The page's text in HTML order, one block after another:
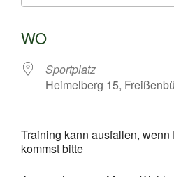
WO
Sportplatz
Heimelberg 15,
Training kann ausfallen, wenn
kommst bitte